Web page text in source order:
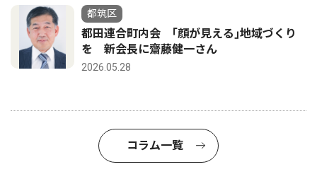
都筑区
都田連合町内会 ｢顔が見える｣地域づくり
を 新会長に齋藤健一さん
2026.05.28
コラム一覧